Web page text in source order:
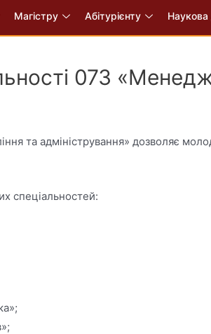
Магістру Абітурієнту Наукова
073
та адміністрування» дозволяє
спеціальностей: